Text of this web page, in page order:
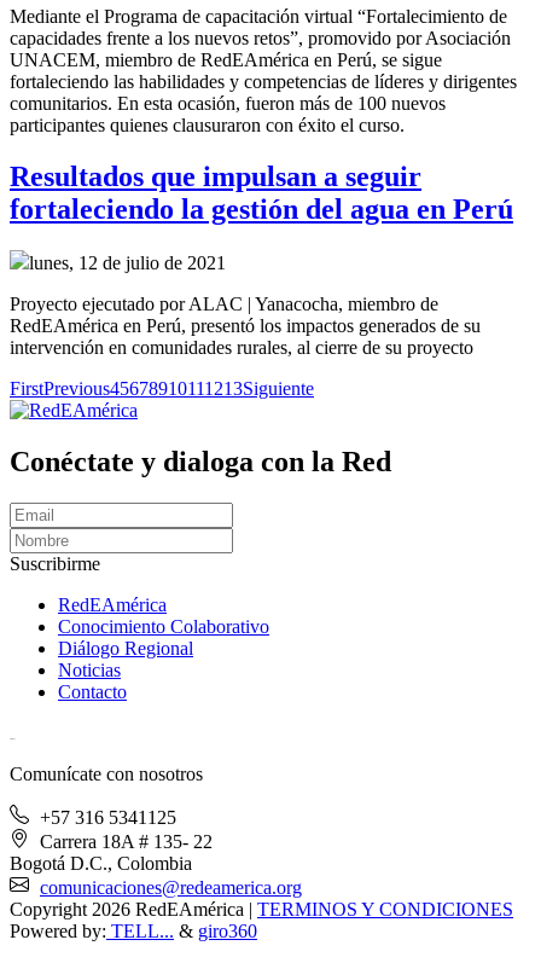
Mediante el Programa de capacitación virtual “Fortalecimiento de
capacidades frente a los nuevos retos”, promovido por Asociación
UNACEM, miembro de RedEAmérica en Perú, se sigue
fortaleciendo las habilidades y competencias de líderes y dirigentes
comunitarios. En esta ocasión, fueron más de 100 nuevos
participantes quienes clausuraron con éxito el curso.
Resultados que impulsan a seguir
fortaleciendo la gestión del agua en Perú
lunes, 12 de julio de 2021
Proyecto ejecutado por ALAC | Yanacocha, miembro de
RedEAmérica en Perú, presentó los impactos generados de su
intervención en comunidades rurales, al cierre de su proyecto
FirstPrevious45678910111213Siguiente
Conéctate y dialoga con la Red
Suscribirme
RedEAmérica
Conocimiento Colaborativo
Diálogo Regional
Noticias
Contacto
Comunícate con nosotros
+57 316 5341125
Carrera 18A # 135- 22
Bogotá D.C., Colombia
comunicaciones@redeamerica.org
Copyright 2026 RedEAmérica | TERMINOS Y CONDICIONES
Powered by: TELL... & giro360